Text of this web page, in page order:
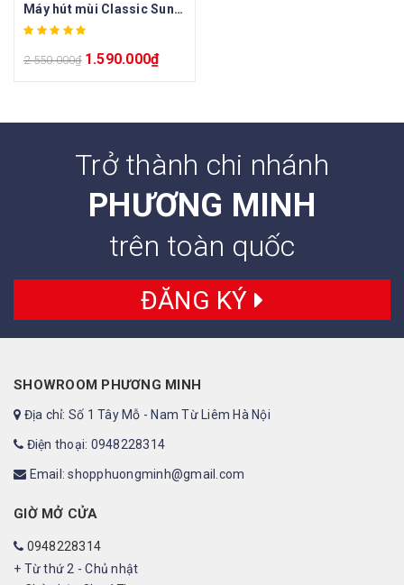
Máy hút mùi Classic Sunhouse SHB6121B
2.550.000₫ 1.590.000₫
Trở thành chi nhánh
PHƯƠNG MINH
trên toàn quốc
ĐĂNG KÝ
SHOWROOM PHƯƠNG MINH
Địa chỉ: Số 1 Tây Mỗ - Nam Từ Liêm Hà Nội
Điện thoại: 0948228314
Email: shopphuongminh@gmail.com
GIỜ MỞ CỬA
0948228314
+ Từ thứ 2 - Chủ nhật